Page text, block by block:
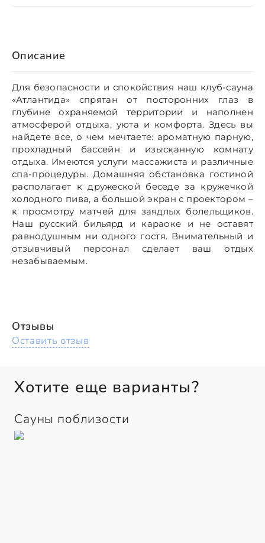
Описание
Для безопасности и спокойствия наш клуб-сауна
«Атлантида» спрятан от посторонних глаз в
глубине охраняемой территории и наполнен
атмосферой отдыха, уюта и комфорта. Здесь вы
найдете все, о чем мечтаете: ароматную парную,
прохладный бассейн и изысканную комнату
отдыха. Имеются услуги массажиста и различные
спа-процедуры. Домашняя обстановка гостиной
располагает к дружеской беседе за кружечкой
холодного пива, а большой экран с проектором –
к просмотру матчей для заядлых болельщиков.
Наш русский бильярд и караоке и не оставят
равнодушным ни одного гостя. Внимательный и
отзывчивый персонал сделает ваш отдых
незабываемым.
Отзывы
Оставить отзыв
Хотите еще варианты?
Сауны поблизости